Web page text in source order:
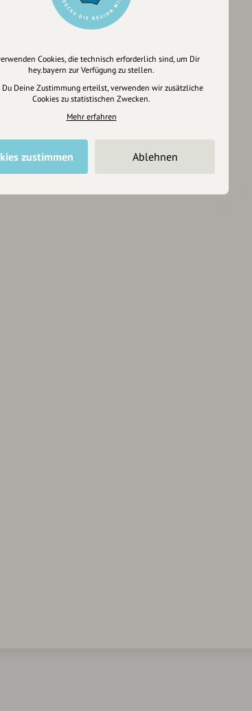
Cookies, die technisch erforderlich sind, um Dir
hey.bayern zur Verfügung zu stellen.
Du Deine Zustimmung erteilst, verwenden wir zusätzliche
Cookies zu statistischen Zwecken.
Mehr erfahren
zustimmen Ablehnen